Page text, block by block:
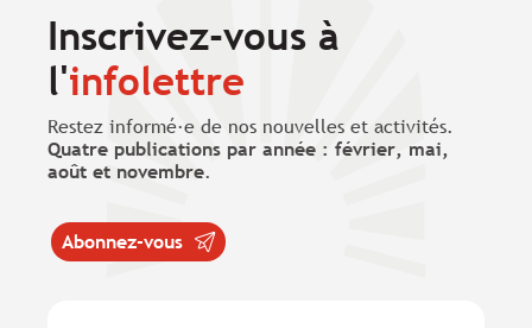
onglet.
(format
pdf,
1
Mo).
s'ouvrir
dans
Inscrivez-vous à
l'infolettre
Restez informé·e de nos nouvelles et activités.
Quatre publications par année : février, mai,
août et novembre.
Abonnez-vous